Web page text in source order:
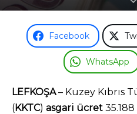
Facebook
WhatsApp
LEFKOŞA– Kuzey Kıbrıs
(KKTC) asgari ücret